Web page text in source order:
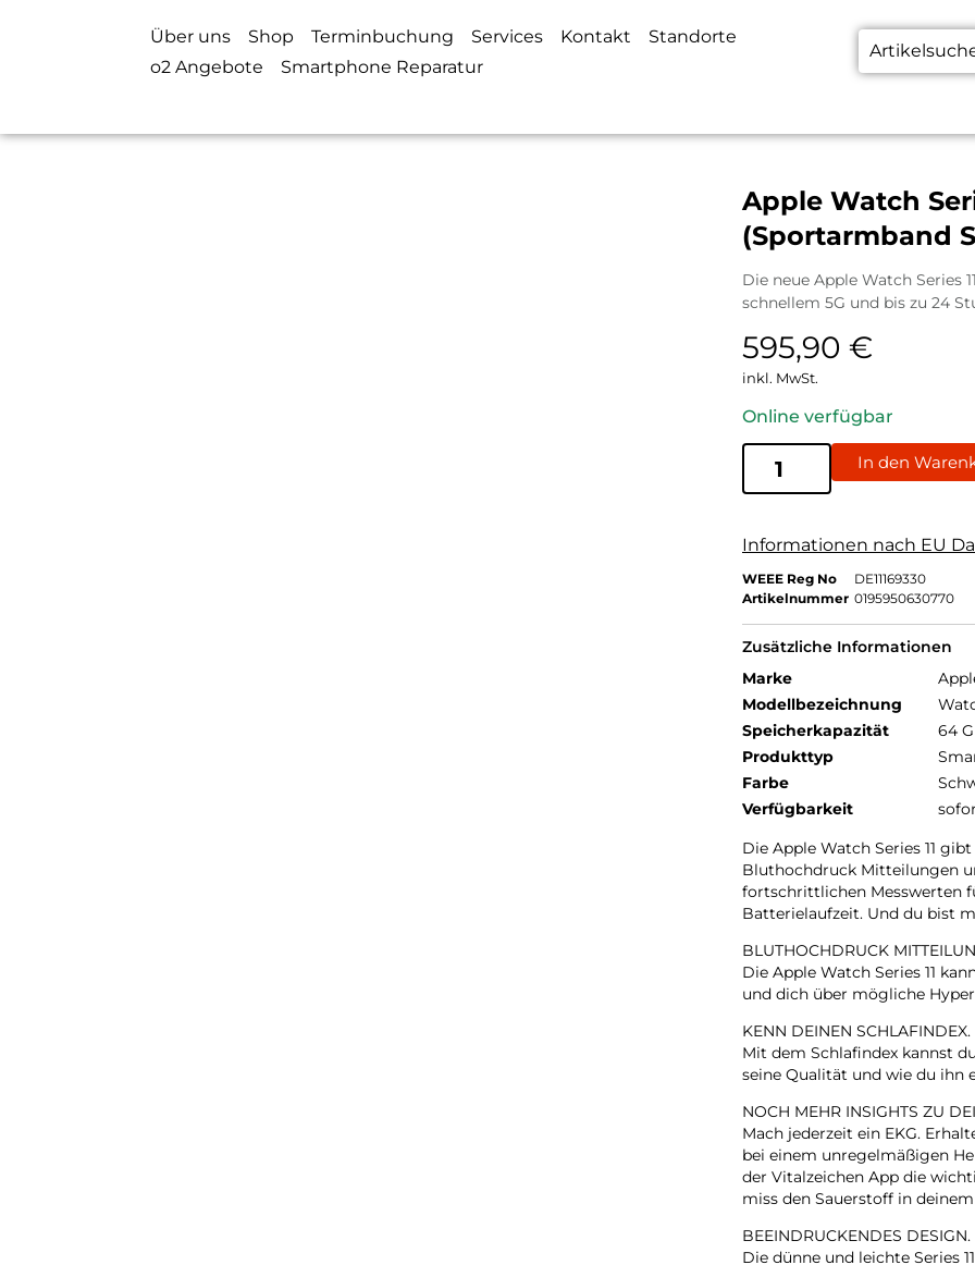
Über uns Shop Terminbuchung Services Kontakt
Standorte
o2 Angebote
Smartphone Reparatur
Apple Watch
(Sportarmband
Die neue Apple Watch Series
schnellem 5G und bis zu 24
595,90 €
inkl. MwSt.
Online verfügbar
In den
Informationen nach EU
WEEE Reg No
DE11169330
Artikelnummer 0195950630770
Zusätzliche Informationen
Marke
Modellbezeichnung
Speicherkapazität
64
Produkttyp
Farbe
Verfügbarkeit
Die Apple Watch Series 11
Bluthochdruck Mitteilungen
fortschrittlichen Messwerten
Batterielaufzeit. Und du bist
BLUTHOCHDRUCK
Die Apple Watch Series 11
und dich über mögliche
KENN DEINEN SCHLAFINDEX.
Mit dem Schlafindex kannst
seine Qualität und wie du ihn
NOCH MEHR INSIGHTS ZU
Mach jederzeit ein EKG.
bei einem unregelmäßigen
der Vitalzeichen App die
miss den Sauerstoff in
BEEINDRUCKENDES DESIGN.
Die dünne und leichte Series